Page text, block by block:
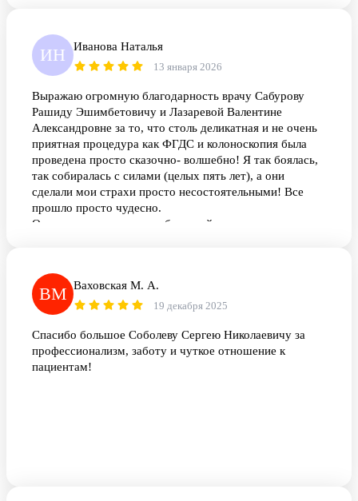
ИН Иванова Наталья
13 января 2026
Выражаю огромную благодарность врачу Сабурову
Рашиду Эшимбетовичу и Лазаревой Валентине
Александровне за то, что столь деликатная и не очень
приятная процедура как ФГДС и колоноскопия была
проведена просто сказочно- волшебно! Я так боялась,
так собиралась с силами (целых пять лет), а они
сделали мои страхи просто несостоятельными! Все
прошло просто чудесно.
От всего сердца, души и беспокойного ума
ВМ Ваховская М. А.
19 декабря 2025
Спасибо большое Соболеву Сергею Николаевичу за
профессионализм, заботу и чуткое отношение к
пациентам!